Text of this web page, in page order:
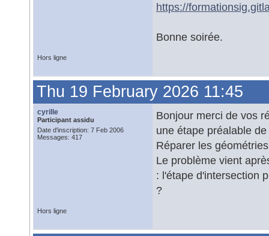
https://
Bonne soirée.
Hors ligne
Thu 19 February 2026 11:45
cyrille
Participant assidu
Date d'inscription: 7 Feb 2006
Messages: 417
Bonjour merci de vos
une étape préalable
Réparer les
Le problème vient
: l'étape d'intersection
?
Hors ligne